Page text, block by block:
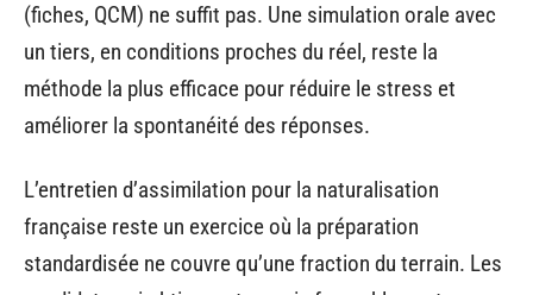
(fiches, QCM) ne suffit pas. Une simulation orale avec
un tiers, en conditions proches du réel, reste la
méthode la plus efficace pour réduire le stress et
améliorer la spontanéité des réponses.
L’entretien d’assimilation pour la naturalisation
française reste un exercice où la préparation
standardisée ne couvre qu’une fraction du terrain. Les